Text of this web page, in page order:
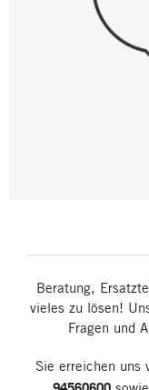
Beratung,
vieles zu lösen!
Fragen und
Sie erreichen uns